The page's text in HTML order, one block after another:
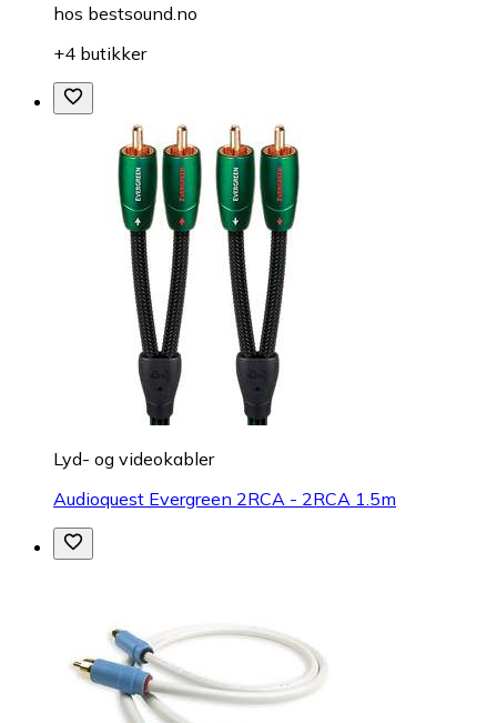
hos bestsound.no
+4 butikker
Lyd- og videokabler
Audioquest Evergreen 2RCA - 2RCA 1.5m